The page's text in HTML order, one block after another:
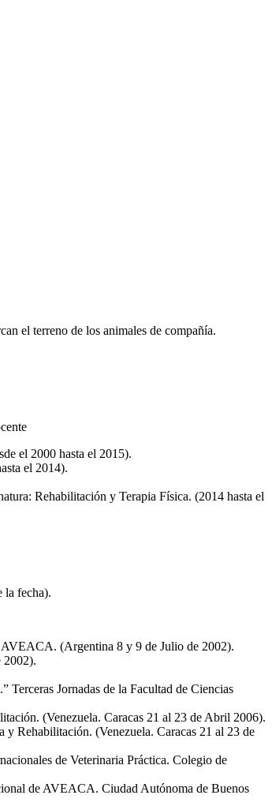
el terreno de los animales de compañía.
el 2000 hasta el 2015).
el 2014).
Rehabilitación y Terapia Física. (2014 hasta el
la fecha).
AVEACA. (Argentina 8 y 9 de Julio de 2002).
2002).
Terceras Jornadas de la Facultad de Ciencias
(Venezuela. Caracas 21 al 23 de Abril 2006).
Rehabilitación. (Venezuela. Caracas 21 al 23 de
de Veterinaria Práctica. Colegio de
de AVEACA. Ciudad Autónoma de Buenos